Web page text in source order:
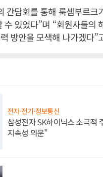
간담회를 통해 룩셈부르
있었다”며 “회원사들의
방안을 모색해 나가겠다”
전자·전기·정보통신
삼성전자 SK하이닉스 소극적
지속성 의문"